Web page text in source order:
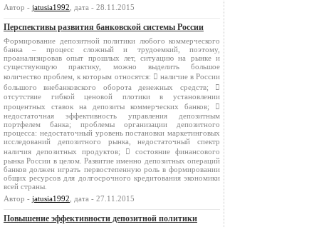
Автор - jatusia1992 , дата - 28.11.2015
Перспективы развития банковской системы России
Формирование депозитной политики любого коммерческого
банка – процесс сложный и трудоемкий, поэтому,
проанализировав опыт прошлых лет, ситуацию на рынке и
существующую практику, можно выделить большое
количество проблем, к которым относятся:  наличие в России
большого внебанковского оборота денежных средств; 
отсутствие гибкой ценовой плотики в установлении
процентных ставок на депозиты коммерческих банков; 
недостаточная эффективность управления депозитным
портфелем банка; проблемы организации депозитного
процесса: недостаточный уровень постановки маркетинговых
исследований депозитного рынка, недостаточный спектр
наличия депозитных продуктов;  состояние финансового
рынка России в целом. Развитие именно депозитных операций
банков должен играть первостепенную роль в формировании
общих ресурсов для долгосрочного кредитования экономики
всей страны.
Автор - jatusia1992 , дата - 27.11.2015
Повышение эффективности депозитной политики